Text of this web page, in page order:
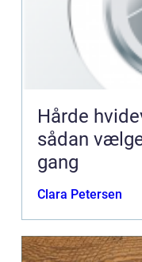
Hårde
sådan
gang
Clara Petersen